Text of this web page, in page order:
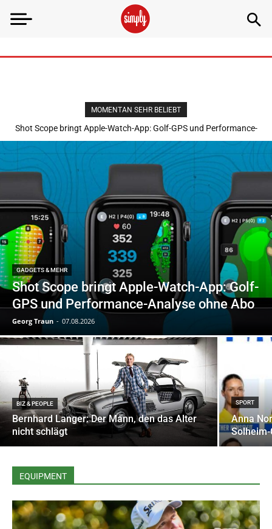
MOMENTAN SEHR BELIEBT
Shot Scope bringt Apple-Watch-App: Golf-GPS und Performance-
GADGETS & MEHR
Shot Scope bringt Apple-Watch-App: Golf-
GPS und Performance-Analyse ohne Abo
Georg Traun - 07.08.2026
BIZ & PEOPLE
Bernhard Langer: Der Mann, den das Alter
nicht schlägt
SPORT
Anna
EQUIPMENT